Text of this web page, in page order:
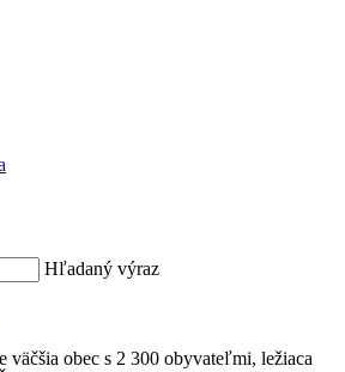
Hľadaný výraz
obec s 2 300 obyvateľmi, ležiaca